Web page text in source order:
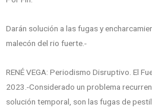
Darán solución a las fugas y
malecón del rio fuerte.-
RENÉ VEGA: Periodismo Disruptivo. El
2023.-Considerado un problema
solución temporal, son las fugas de